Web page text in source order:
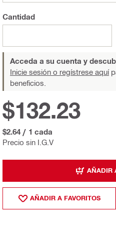
Cantidad
Acceda a su cuenta y
Inicie sesión o regístrese aquí
beneficios.
Precio sin I.G.V
$132.23
$2.64 / 1 cada
AÑADIR
AÑADIR A FAVORITOS